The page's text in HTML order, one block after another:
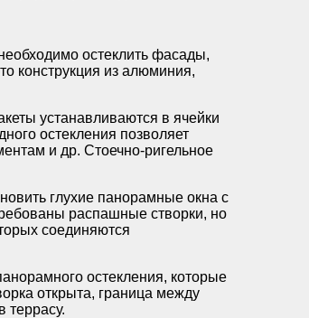
остеклить фасады,
конструкция из алюминия,
устанавливаются в ячейки
остекления позволяет
и др. Стоечно-ригельное
глухие панорамные окна с
распашные створки, но
соединяются
остекления, которые
открыта, граница между
террасу.